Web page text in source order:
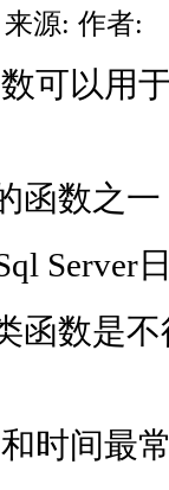
来源: 作者:
可以用
函数之一
Server
函数是
时间最